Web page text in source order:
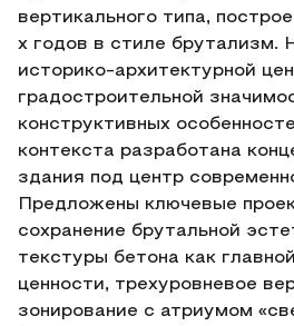
вертикального типа,
х годов в стиле брутализм.
историко-архитектурной
градостроительной
конструктивных
контекста разработана
здания под центр
Предложены ключевые
сохранение брутальной
текстуры бетона как
ценности, трехуровневое
зонирование с атриумом